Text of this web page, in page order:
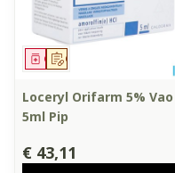
Op voorschrift
Geneesmiddel
Loceryl Orifarm 5% Vao
5ml Pip
€ 43,11